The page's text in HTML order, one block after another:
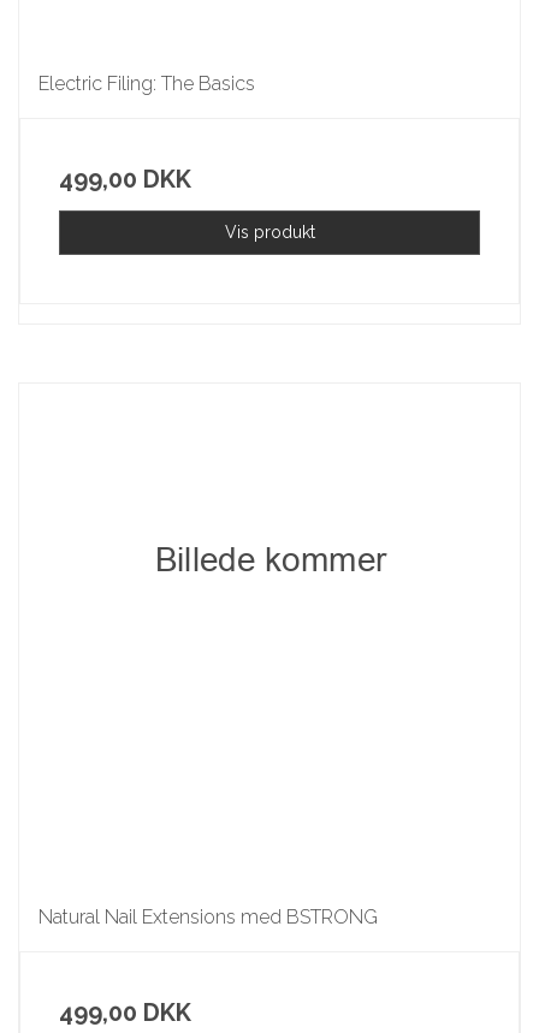
Electric Filing: The Basics
499,00 DKK
Vis produkt
Natural Nail Extensions med BSTRONG
499,00 DKK